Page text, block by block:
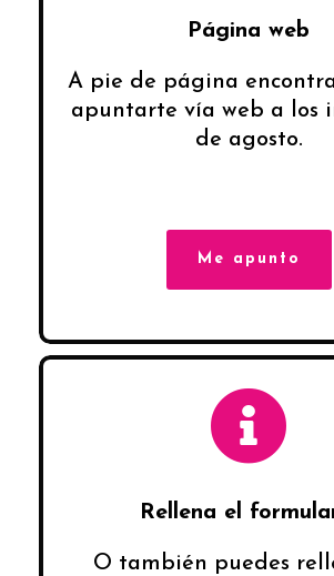
Página web
A pie de página
apuntarte vía web a los
de agosto.
Me apunto
Rellena el
O también puedes